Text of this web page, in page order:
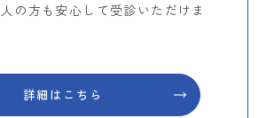
の方も安心して受診いただけま
詳細はこちら